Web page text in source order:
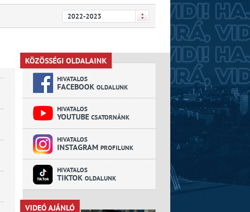
2022-2023
KÖZÖSSÉGI OLDALAINK
KÖZÖSSÉGI OLDALAINK
HIVATALOS
FACEBOOK OLDALUNK
HIVATALOS
YOUTUBE CSATORNÁNK
HIVATALOS
INSTAGRAM PROFILUNK
HIVATALOS
TIKTOK OLDALUNK
VIDEÓ AJÁNLÓ
VIDEÓ AJÁNLÓ